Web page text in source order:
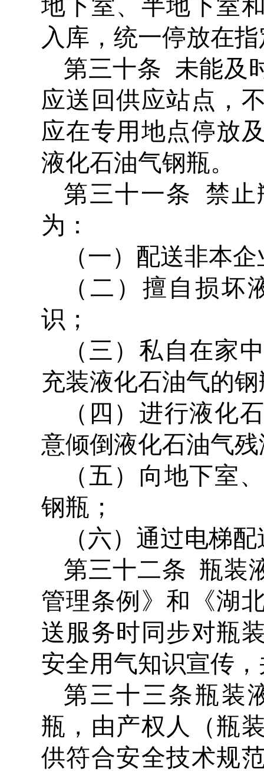
地下室、半地下室
入库，统一停放在
第三十条 未能及
应送回供应站点，
应在专用地点停放
液化石油气钢瓶。
第三十一条 禁止
为：
（一）配送非本
（二）擅自损
识；
（三）私自在家
充装液化石油气的
（四）进行液化
意倾倒液化石油气
（五）向地下室
钢瓶；
（六）通过电梯
第三十二条 瓶装
管理条例》和《湖
送服务时同步对瓶
安全用气知识宣传
第三十三条瓶装
瓶，由产权人（瓶
供符合安全技术规